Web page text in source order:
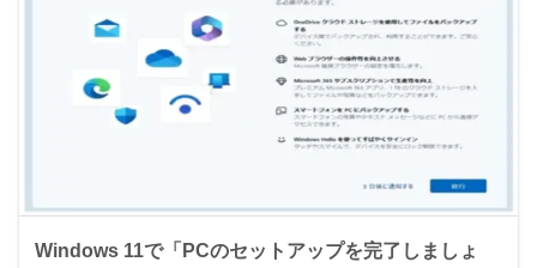
Windows 11で「PCのセットアップを完了しましょ